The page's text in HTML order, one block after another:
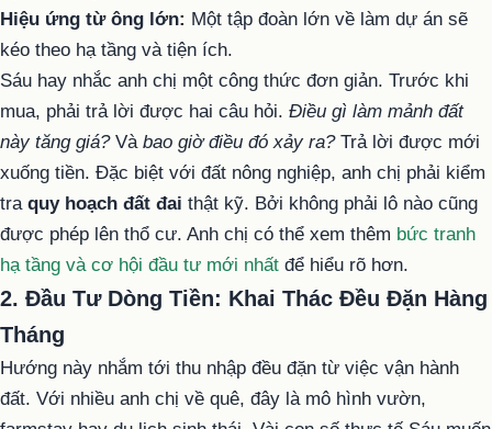
Hiệu ứng từ ông lớn: Một tập đoàn lớn về làm dự án sẽ
kéo theo hạ tầng và tiện ích.
Sáu hay nhắc anh chị một công thức đơn giản. Trước khi
mua, phải trả lời được hai câu hỏi. Điều gì làm mảnh đất
này tăng giá?Và bao giờ điều đó xảy ra?Trả lời được mới
xuống tiền. Đặc biệt với đất nông nghiệp, anh chị phải kiểm
tra quy hoạch đất đai thật kỹ. Bởi không phải lô nào cũng
được phép lên thổ cư. Anh chị có thể xem thêm bức tranh
hạ tầng và cơ hội đầu tư mới nhất để hiểu rõ hơn.
2. Đầu Tư Dòng Tiền: Khai Thác Đều Đặn Hàng
Tháng
Hướng này nhắm tới thu nhập đều đặn từ việc vận hành
đất. Với nhiều anh chị về quê, đây là mô hình vườn,